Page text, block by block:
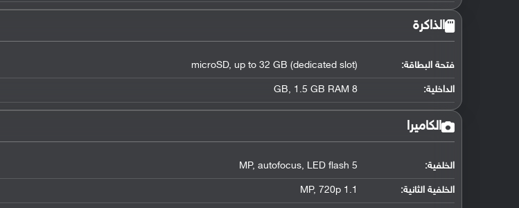
الذاكرة
فتحة البطاقة: microSD, up to 32 GB (dedicated slot)
الداخلية: 8 GB, 1.5 GB RAM
الكاميرا
الخلفية: 5 MP, autofocus, LED flash
الخلفية الثانية: 1.1 MP, 720p